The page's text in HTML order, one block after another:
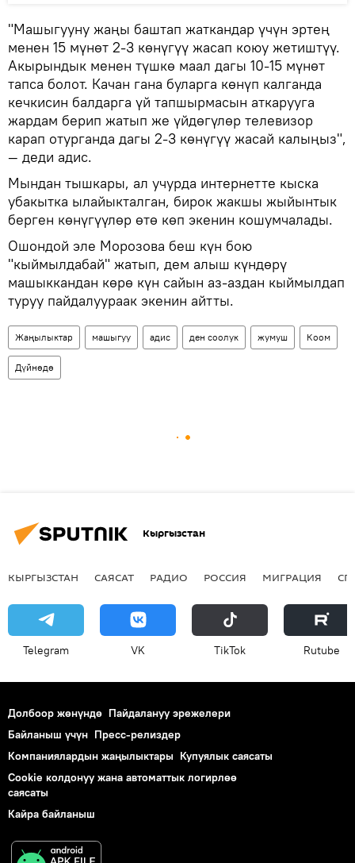
"Машыгууну жаңы баштап жаткандар үчүн эртең
менен 15 мүнөт 2-3 көнүгүү жасап коюу жетиштүү.
Акырындык менен түшкө маал дагы 10-15 мүнөт
тапса болот. Качан гана буларга көнүп калганда
кечкисин балдарга үй тапшырмасын аткарууга
жардам берип жатып же үйдөгүлөр телевизор
карап отурганда дагы 2-3 көнүгүү жасай калыңыз",
— деди адис.
Мындан тышкары, ал учурда интернетте кыска
убакытка ылайыкталган, бирок жакшы жыйынтык
берген көнүгүүлөр өтө көп экенин кошумчалады.
Ошондой эле Морозова беш күн бою
"кыймылдабай" жатып, дем алыш күндөрү
машыккандан көрө күн сайын аз-аздан кыймылдап
туруу пайдалуураак экенин айтты.
Жаңылыктар машыгуу адис ден соолук жумуш Коом
Дүйнөдө
Кыргызстан
КЫРГЫЗСТАН САЯСАТ РАДИО РОССИЯ МИГРАЦИЯ
Telegram VK ТikТоk Rutube
Долбоор жөнүндө Пайдалануу эрежелери
Байланыш үчүн Пресс-релиздер
Компаниялардын жаңылыктары Купуялык саясаты
Cookie колдонуу жана автоматтык логирлөө
саясаты
Кайра байланыш